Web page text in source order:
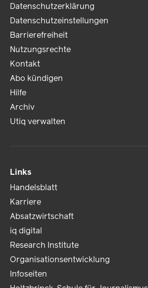
Datenschutzerklärung
Datenschutzeinstellungen
Barrierefreiheit
Nutzungsrechte
Kontakt
Abo kündigen
Hilfe
Archiv
Utiq verwalten
Links
Handelsblatt
Karriere
Absatzwirtschaft
iq digital
Research Institute
Organisationsentwicklung
Infoseiten